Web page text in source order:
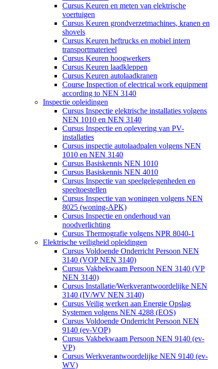
Cursus Keuren en meten van elektrische
voertuigen
Cursus Keuren grondverzetmachines, kranen en
shovels
Cursus Keuren heftrucks en mobiel intern
transportmaterieel
Cursus Keuren hoogwerkers
Cursus Keuren laadkleppen
Cursus Keuren autolaadkranen
Course Inspection of electrical work equipment
according to NEN 3140
Inspectie opleidingen
Cursus Inspectie elektrische installaties volgens
NEN 1010 en NEN 3140
Cursus Inspectie en oplevering van PV-
installaties
Cursus inspectie autolaadpalen volgens NEN
1010 en NEN 3140
Cursus Basiskennis NEN 1010
Cursus Basiskennis NEN 4010
Cursus Inspectie van speelgelegenheden en
speeltoestellen
Cursus Inspectie van woningen volgens NEN
8025 (woning-APK)
Cursus Inspectie en onderhoud van
noodverlichting
Cursus Thermografie volgens NPR 8040-1
Elektrische veiligheid opleidingen
Cursus Voldoende Onderricht Persoon NEN
3140 (VOP NEN 3140)
Cursus Vakbekwaam Persoon NEN 3140 (VP
NEN 3140)
Cursus Installatie/Werkverantwoordelijke NEN
3140 (IV/WV NEN 3140)
Cursus Veilig werken aan Energie Opslag
Systemen volgens NEN 4288 (EOS)
Cursus Voldoende Onderricht Persoon NEN
9140 (ev-VOP)
Cursus Vakbekwaam Persoon NEN 9140 (ev-
VP)
Cursus Werkverantwoordelijke NEN 9140 (ev-
WV)